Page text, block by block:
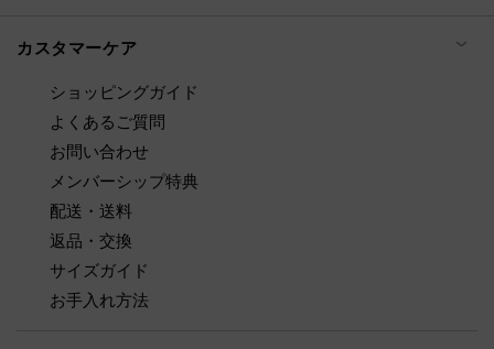
カスタマーケア
ショッピングガイド
よくあるご質問
お問い合わせ
メンバーシップ特典
配送・送料
返品・交換
サイズガイド
お手入れ方法